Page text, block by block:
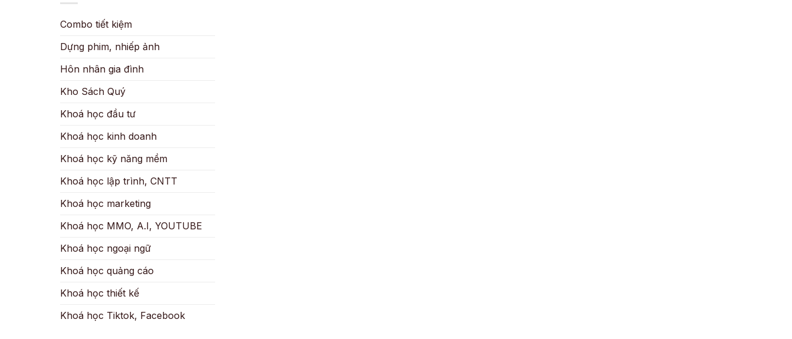
Combo tiết kiệm
Dựng phim, nhiếp ảnh
Hôn nhân gia đình
Kho Sách Quý
Khoá học đầu tư
Khoá học kinh doanh
Khoá học kỹ năng mềm
Khoá học lập trình, CNTT
Khoá học marketing
Khoá học MMO, A.I, YOUTUBE
Khoá học ngoại ngữ
Khoá học quảng cáo
Khoá học thiết kế
Khoá học Tiktok, Facebook